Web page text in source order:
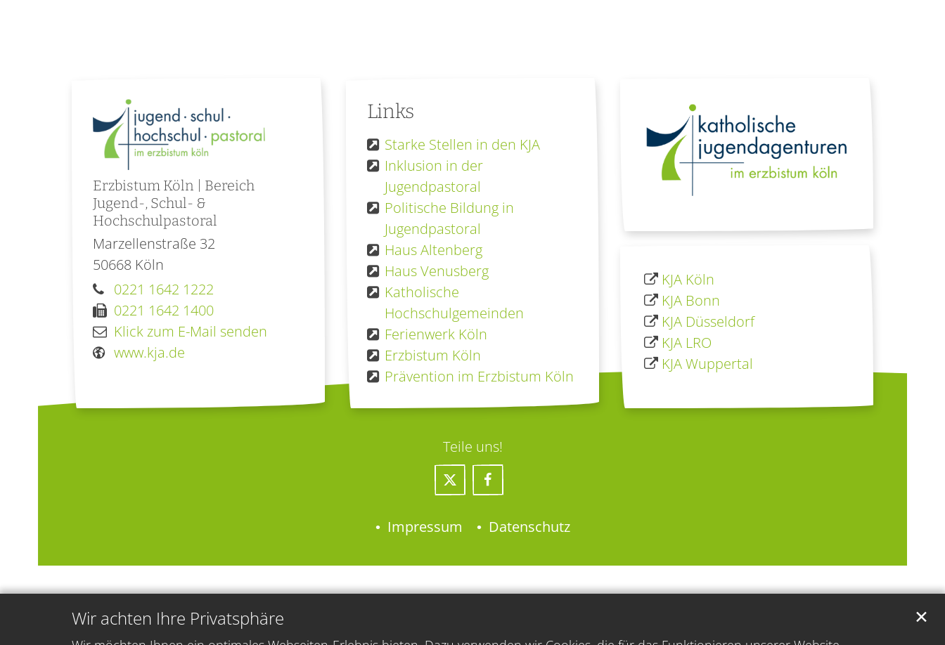
Wir achten Ihre Privatsphäre ✕
Erzbistum Köln | Bereich
Jugend-, Schul- &
Hochschulpastoral
Marzellenstraße 32
50668 Köln
0221 1642 1222
0221 1642 1400
Klick zum E-Mail senden
www.kja.de
Links
Starke Stellen in den KJA
Inklusion in der
Jugendpastoral
Politische Bildung in
Jugendpastoral
Haus Altenberg
Haus Venusberg
Katholische
Hochschulgemeinden
Ferienwerk Köln
Erzbistum Köln
Prävention im Erzbistum Köln
KJA Köln
KJA Bonn
KJA Düsseldorf
KJA LRO
KJA Wuppertal
Teile uns!
Impressum Datenschutz